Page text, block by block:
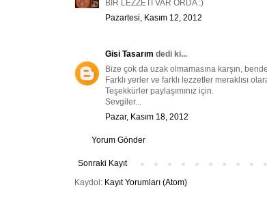
BİR LEZZETİ VAR ORDA :)
Pazartesi, Kasım 12, 2012
Gisi Tasarım dedi ki...
Bize çok da uzak olmamasına karşın,
Farklı yerler ve farklı lezzetler meraklısı
Teşekkürler paylaşımınız için.
Sevgiler...
Pazar, Kasım 18, 2012
Yorum Gönder
Sonraki Kayıt
Kaydol: Kayıt Yorumları (Atom)